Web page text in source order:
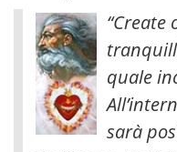
“Create
quale
sarà